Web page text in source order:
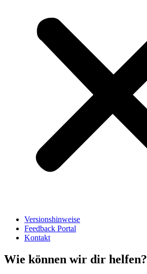
Versionshinweise
Feedback Portal
Kontakt
Wie können wir dir helfen?